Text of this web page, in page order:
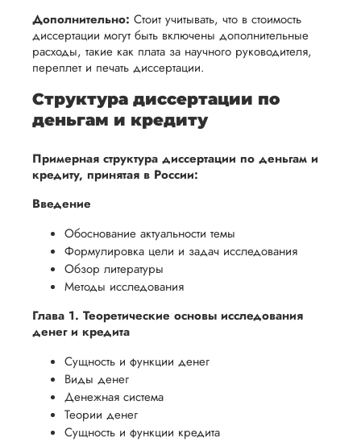
Дополнительно: Стоит учитывать, что в стоимость
диссертации могут быть включены дополнительные
расходы, такие как плата за научного руководителя,
переплет и печать диссертации.
Структура диссертации по
деньгам и кредиту
Примерная структура диссертации по деньгам и
кредиту, принятая в России:
Введение
Обоснование актуальности темы
Формулировка цели и задач исследования
Обзор литературы
Методы исследования
Глава 1. Теоретические основы исследования
денег и кредита
Сущность и функции денег
Виды денег
Денежная система
Теории денег
Сущность и функции кредита